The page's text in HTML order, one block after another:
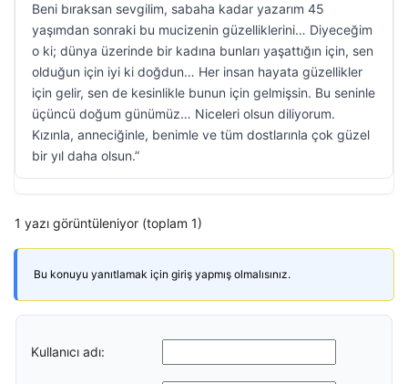
Beni bıraksan sevgilim, sabaha kadar yazarım 45
yaşımdan sonraki bu mucizenin güzelliklerini… Diyeceğim
o ki; dünya üzerinde bir kadına bunları yaşattığın için, sen
olduğun için iyi ki doğdun… Her insan hayata güzellikler
için gelir, sen de kesinlikle bunun için gelmişsin. Bu seninle
üçüncü doğum günümüz… Niceleri olsun diliyorum.
Kızınla, anneciğinle, benimle ve tüm dostlarınla çok güzel
bir yıl daha olsun.”
1 yazı görüntüleniyor (toplam 1)
Bu konuyu yanıtlamak için giriş yapmış olmalısınız.
Kullanıcı adı: